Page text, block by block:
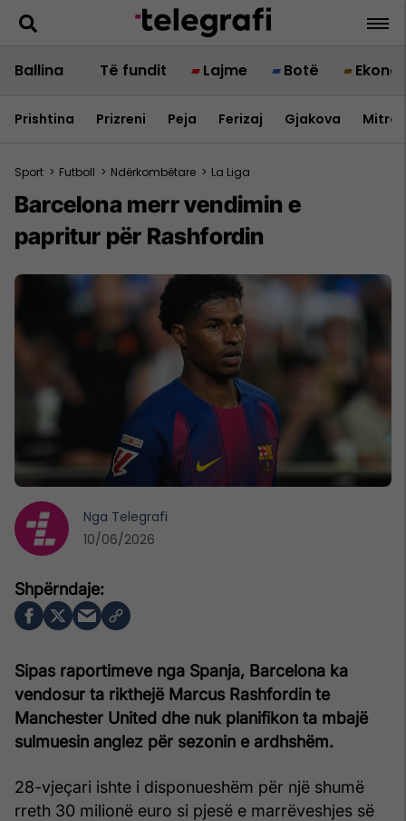
Ballina Të fundit Lajme Botë
Prishtina Prizreni Peja Ferizaj Gjakova
Sport > Futboll > Ndërkombëtare > La Liga
Barcelona merr vendimin e
papritur për Rashfordin
Sipas raportimeve nga Spanja, Barcelona ka
vendosur ta rikthejë Marcus Rashfordin te
Manchester United dhe nuk planifikon ta mbajë
sulmuesin anglez për sezonin e ardhshëm.
28-vjeçari ishte i disponueshëm për një shumë
rreth 30 milionë euro si pjesë e marrëveshjes së
Nga Telegrafi
10/06/2026